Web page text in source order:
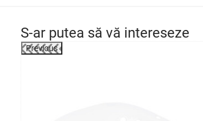
S-ar putea să vă intereseze
Previous